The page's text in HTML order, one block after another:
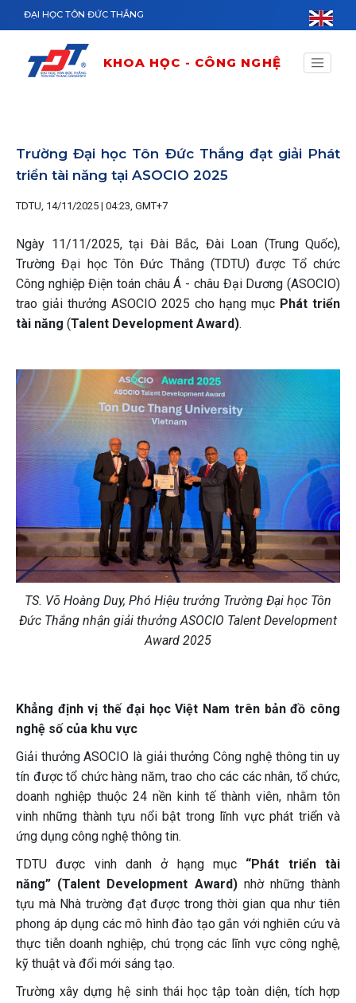
Nhảy đến nội dung
ĐẠI HỌC TÔN ĐỨC THẮNG
KHOA HỌC - CÔNG NGHỆ
Trường Đại học Tôn Đức Thắng đạt giải Phát
triển tài năng tại ASOCIO 2025
TDTU, 14/11/2025 | 04:23, GMT+7
Ngày 11/11/2025, tại Đài Bắc, Đài Loan (Trung Quốc),
Trường Đại học Tôn Đức Thắng (TDTU) được Tổ chức
Công nghiệp Điện toán châu Á - châu Đại Dương (ASOCIO)
trao giải thưởng ASOCIO 2025 cho hạng mục Phát triển
tài năng (Talent Development Award).
TS. Võ Hoàng Duy, Phó Hiệu trưởng Trường Đại học Tôn
Đức Thắng nhận giải thưởng ASOCIO Talent Development
Award 2025
Khẳng định vị thế đại học Việt Nam trên bản đồ công
nghệ số của khu vực
Giải thưởng ASOCIO là giải thưởng Công nghệ thông tin uy
tín được tổ chức hàng năm, trao cho các các nhân, tổ chức,
doanh nghiệp thuộc 24 nền kinh tế thành viên, nhằm tôn
vinh những thành tựu nổi bật trong lĩnh vực phát triển và
ứng dụng công nghệ thông tin.
TDTU được vinh danh ở hạng mục “Phát triển tài
năng” (Talent Development Award) nhờ những thành
tựu mà Nhà trường đạt được trong thời gian qua như tiên
phong áp dụng các mô hình đào tạo gắn với nghiên cứu và
thực tiễn doanh nghiệp, chú trọng các lĩnh vực công nghệ,
kỹ thuật và đổi mới sáng tạo.
Trường xây dựng hệ sinh thái học tập toàn diện, tích hợp